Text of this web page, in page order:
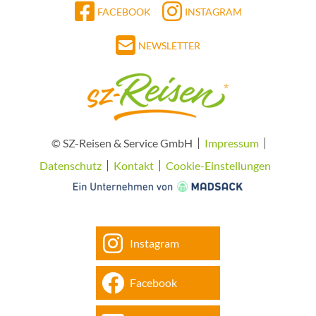
FACEBOOK INSTAGRAM
NEWSLETTER
© SZ-Reisen & Service GmbH
Impressum
Datenschutz
Kontakt Cookie-Einstellungen
Instagram
Facebook